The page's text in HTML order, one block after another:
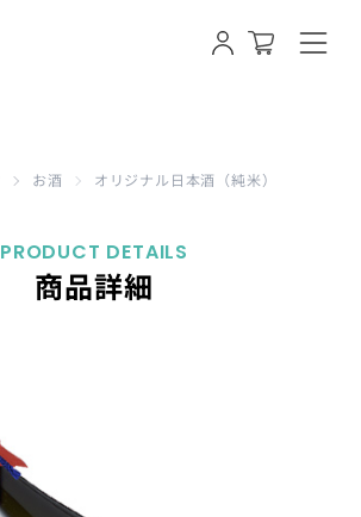
写真入り オリジナル日本酒（純米）
お酒 オリジナル日本酒（純米）
PRODUCT DETAILS
商品詳細